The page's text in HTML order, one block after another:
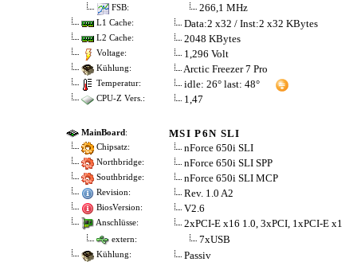
FSB: 266,1 MHz
L1 Cache: Data:2 x32 / Inst:2 x32 KBytes
L2 Cache: 2048 KBytes
Voltage: 1,296 Volt
Kühlung: Arctic Freezer 7 Pro
Temperatur: idle: 26° last: 48°
CPU-Z Vers.: 1,47
MainBoard: MSI P6N SLI
Chipsatz: nForce 650i SLI
Northbridge: nForce 650i SLI SPP
Southbridge: nForce 650i SLI MCP
Revision: Rev. 1.0 A2
BiosVersion: V2.6
Anschlüsse: 2xPCI-E x16 1.0, 3xPCI, 1xPCI-E x1
extern: 7xUSB
Kühlung: Passiv